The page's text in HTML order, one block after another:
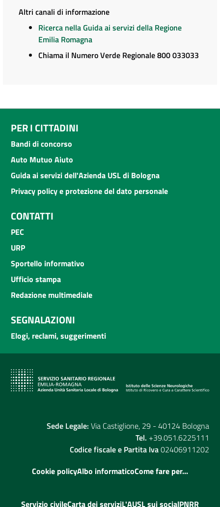
Altri canali di informazione
Ricerca nella Guida ai servizi della Regione
Emilia Romagna
Chiama il Numero Verde Regionale 800 033033
PER I CITTADINI
Bandi di concorso
Auto Mutuo Aiuto
Guida ai servizi dell'Azienda USL di Bologna
Privacy policy e protezione del dato personale
CONTATTI
PEC
URP
Sportello informativo
Ufficio stampa
Redazione multimediale
SEGNALAZIONI
Elogi, reclami, suggerimenti
Sede Legale: Via Castiglione, 29 - 40124 Bologna
Tel. +39.051.6225111
Codice fiscale e Partita Iva02406911202
Cookie policyAlbo informaticoCome fare per...
Servizio civileCarta dei serviziL'AUSL sui socialPNRR